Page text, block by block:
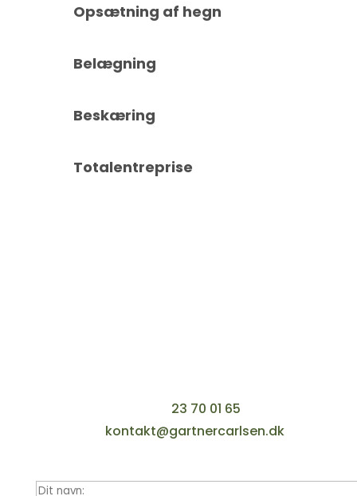
Opsætning af hegn
Belægning
Beskæring
Totalentreprise
23 70 01 65
kontakt@gartnercarlsen.dk